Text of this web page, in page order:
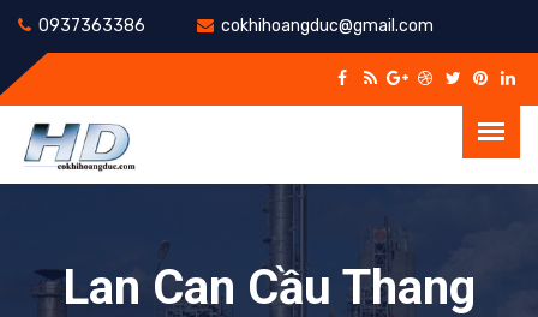
0937363386 cokhihoangduc@gmail.com
Lan Can Cầu Thang